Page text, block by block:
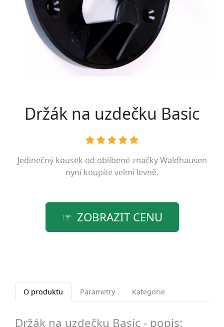
Držák na uzdečku Basic
Jedinečný kousek od oblíbené značkyWaldhausen
nyní koupíte velmi levně.
ZOBRAZIT CENU
O produktu Parametry Kategorie
Držák na uzdečku Basic - popis: